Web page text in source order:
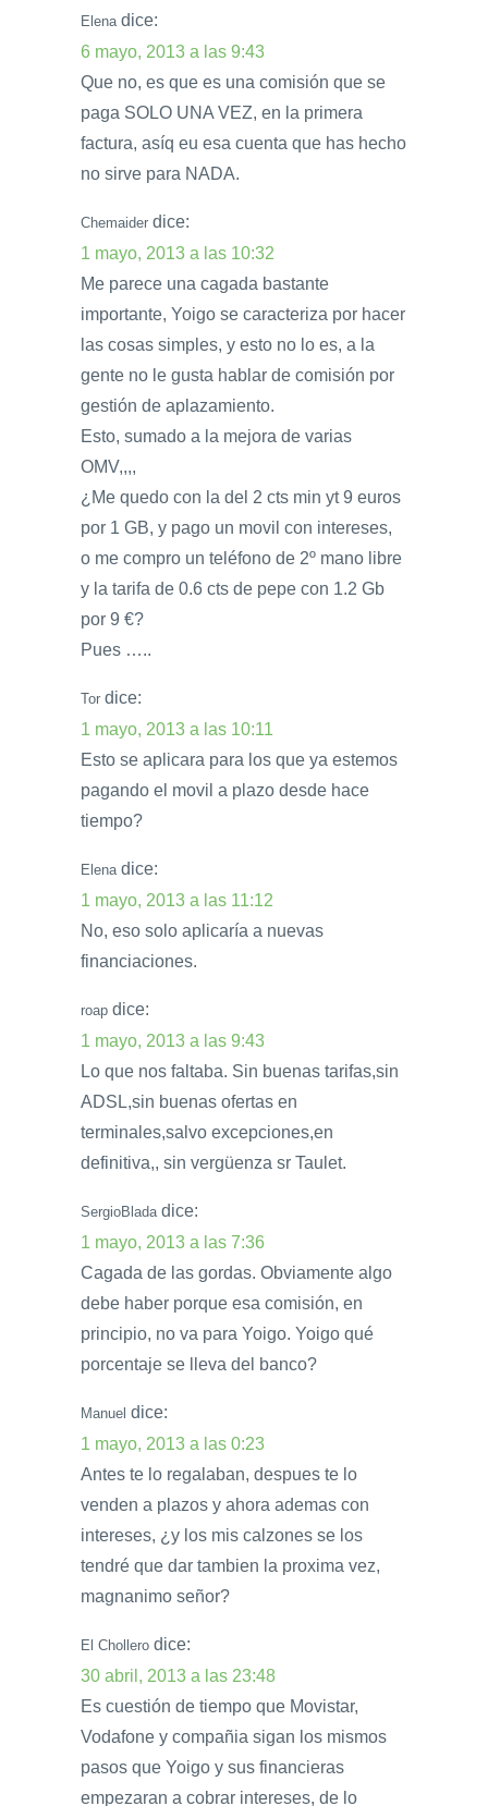
Elena dice:
6 mayo, 2013 a las 9:43
Que no, es que es una comisión que se
paga SOLO UNA VEZ, en la primera
factura, asíq eu esa cuenta que has hecho
no sirve para NADA.
Chemaider dice:
1 mayo, 2013 a las 10:32
Me parece una cagada bastante
importante, Yoigo se caracteriza por hacer
las cosas simples, y esto no lo es, a la
gente no le gusta hablar de comisión por
gestión de aplazamiento.
Esto, sumado a la mejora de varias
OMV,,,,
¿Me quedo con la del 2 cts min yt 9 euros
por 1 GB, y pago un movil con intereses,
o me compro un teléfono de 2º mano libre
y la tarifa de 0.6 cts de pepe con 1.2 Gb
por 9 €?
Pues …..
Tor dice:
1 mayo, 2013 a las 10:11
Esto se aplicara para los que ya estemos
pagando el movil a plazo desde hace
tiempo?
Elena dice:
1 mayo, 2013 a las 11:12
No, eso solo aplicaría a nuevas
financiaciones.
roap dice:
1 mayo, 2013 a las 9:43
Lo que nos faltaba. Sin buenas tarifas,sin
ADSL,sin buenas ofertas en
terminales,salvo excepciones,en
definitiva,, sin vergüenza sr Taulet.
SergioBlada dice:
1 mayo, 2013 a las 7:36
Cagada de las gordas. Obviamente algo
debe haber porque esa comisión, en
principio, no va para Yoigo. Yoigo qué
porcentaje se lleva del banco?
Manuel dice:
1 mayo, 2013 a las 0:23
Antes te lo regalaban, despues te lo
venden a plazos y ahora ademas con
intereses, ¿y los mis calzones se los
tendré que dar tambien la proxima vez,
magnanimo señor?
El Chollero dice:
30 abril, 2013 a las 23:48
Es cuestión de tiempo que Movistar,
Vodafone y compañia sigan los mismos
pasos que Yoigo y sus financieras
empezaran a cobrar intereses, de lo